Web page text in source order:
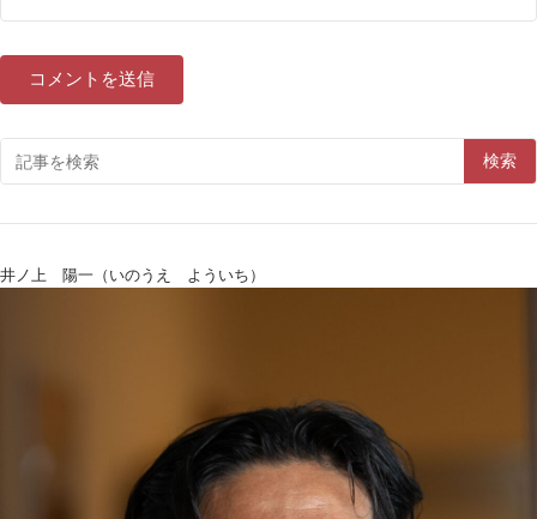
検索
井ノ上 陽一（いのうえ よういち）